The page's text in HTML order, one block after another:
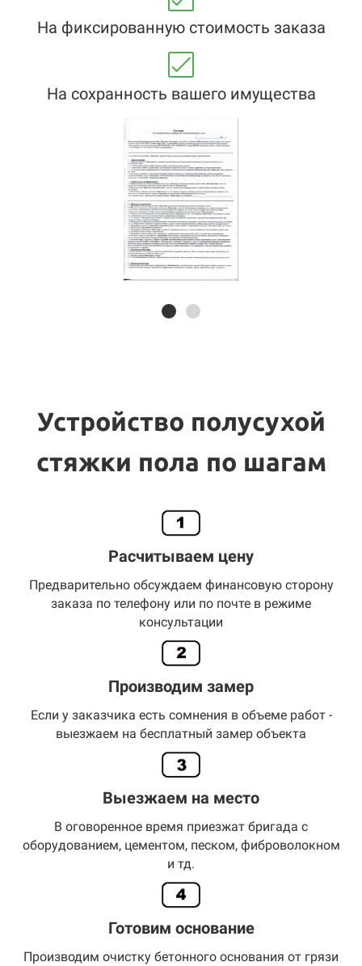
На фиксированную стоимость заказа
На сохранность вашего имущества
Устройство полусухой
стяжки пола по шагам
Расчитываем цену
Предварительно обсуждаем финансовую сторону
заказа по телефону или по почте в режиме
консультации
Производим замер
Если у заказчика есть сомнения в объеме работ -
выезжаем на бесплатный замер объекта
Выезжаем на место
В оговоренное время приезжат бригада с
оборудованием, цементом, песком, фиброволокном
и тд.
Готовим основание
Производим очистку бетонного основания от грязи